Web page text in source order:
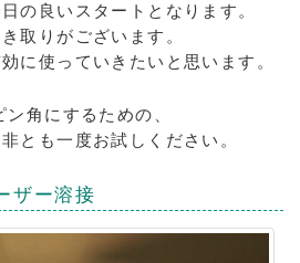
の良いスタートとなります。
取りがございます。
に使っていきたいと思います。
角にするための、
とも一度お試しください。
ザー溶接